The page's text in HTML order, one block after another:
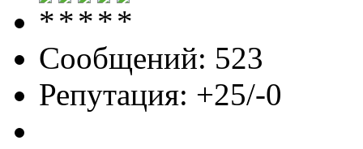
Сообщений: 523
Репутация: +25/-0